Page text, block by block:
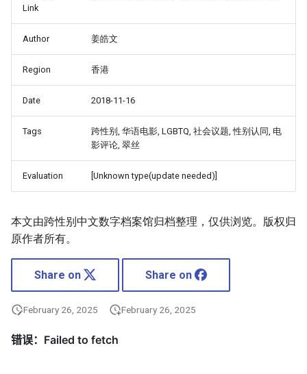
Link
Author 姜皓文
Region 香港
Date 2018-11-16
Tags
跨性别, 华语电影, LGBTQ, 社会议题, 性别认同, 电
影评论, 翠丝
Evaluation [Unknown type(update needed)]
本文由跨性别中文数字档案馆归档整理，仅供浏览。版权归
原作者所有。
Share on Share on
February 26, 2025 February 26, 2025